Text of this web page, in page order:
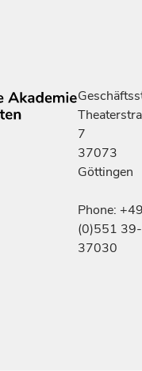
7
37073
Göttingen
Phone:
(0)551 39-
37030